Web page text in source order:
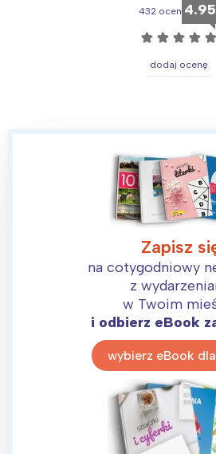
432 ocen 4.95
☆ ☆ ☆ ☆ ☆
dodaj ocenę
Zapisz
na cotygodniowy
z
w Twoim
i odbierz eBook
wybierz eBook